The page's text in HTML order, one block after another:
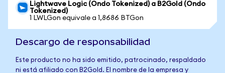
Lightwave Logic (Ondo Tokenized) a B2Gold (Ondo
Tokenized)
1 LWLGon equivale a 1,8686 BTGon
Descargo de responsabilidad
Este producto no ha sido emitido, patrocinado, respaldado
ni está afiliado con B2Gold. El nombre de la empresa y